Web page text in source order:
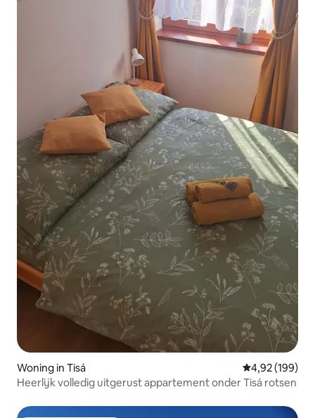
Woning in Tisá Gemiddelde
4,92 (199)
Heerlijk volledig uitgerust appartement onder Tisá rotsen